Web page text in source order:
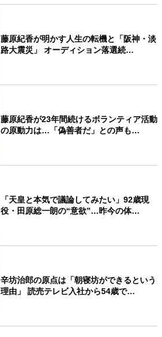
藤原紀香が明かす人生の転機と「阪神・淡
路大震災」 オーディション落選続…
藤原紀香が23年間続けるボランティア活動
の原動力は…「偽善者だ」との声も…
「天皇と本気で議論してみたい」92歳現
役・田原総一朗の“意欲”…昨今の体…
辛坊治郎の原点は「朝寝坊ができるという
理由」 読売テレビ入社から54歳で…